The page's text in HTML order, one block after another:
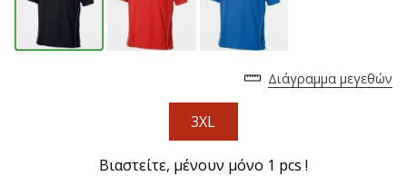
11. 8. 2022
Συνεργατών
Διάγραμμα μεγεθών
3XL
Βιαστείτε, μένουν μόνο 1 pcs !